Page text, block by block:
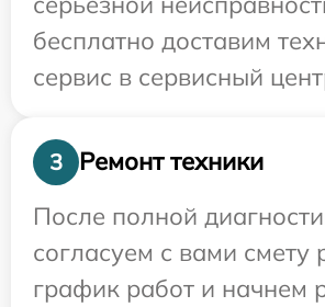
бесплатно доставим
сервис в сервисный
3
Ремонт техники
После полной
согласуем с вами смету
график работ и начнем